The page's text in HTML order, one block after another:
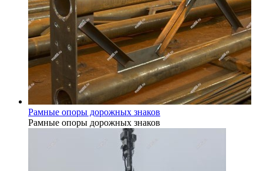
Рамные опоры дорожных знаков
Рамные опоры дорожных знаков